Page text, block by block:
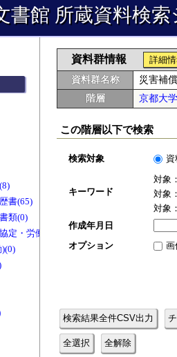
書館 所蔵資料検
書(65)
類(0)
定・労働協約(0)
資料群情報
詳細
資料群名称
災害補償
階層
京都大
この階層以下で検索
検索対象 資
キーワード
対象
対象
対象
作成年月日
オプション
画
検索結果全件CSV出力
全選択 全解除